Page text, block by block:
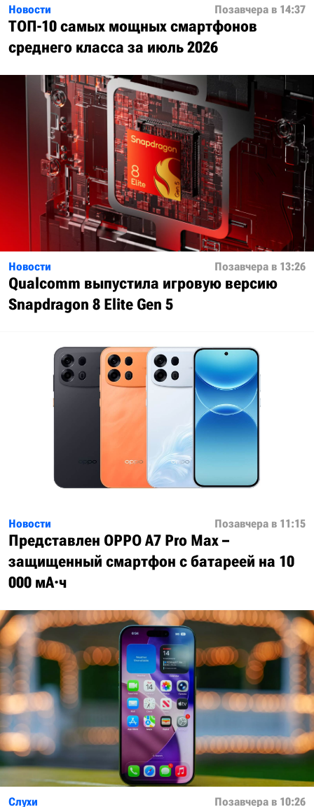
Новости Позавчера в 14:37
ТОП-10 самых мощных смартфонов
среднего класса за июль 2026
Новости Позавчера в 13:26
Qualcomm выпустила игровую версию
Snapdragon 8 Elite Gen 5
Новости Позавчера в 11:15
Представлен OPPO A7 Pro Max –
защищенный смартфон с батареей на 10
000 мА·ч
Слухи Позавчера в 10:26